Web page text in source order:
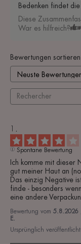
Bedenken findet
Diese
War es hilfreich? Ja
Bewertungen sortieren
Spontane Bewertung
Ich komme mit dieser
gut meiner Haut an
Das einzig Negative
finde - besonders
eine andere
Bewertung vom 5.8.2026
E.
Ursprünglich